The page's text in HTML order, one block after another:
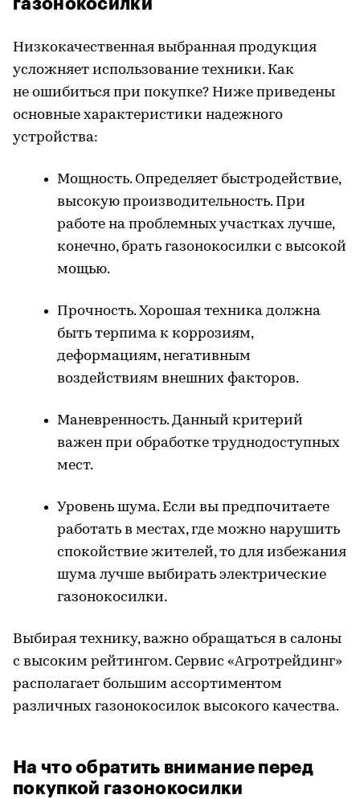
газонокосилки
Низкокачественная выбранная продукция
усложняет использование техники. Как
не ошибиться при покупке? Ниже приведены
основные характеристики надежного
устройства:
Мощность. Определяет быстродействие,
высокую производительность. При
работе на проблемных участках лучше,
конечно, брать газонокосилки с высокой
мощью.
Прочность. Хорошая техника должна
быть терпима к коррозиям,
деформациям, негативным
воздействиям внешних факторов.
Маневренность. Данный критерий
важен при обработке труднодоступных
мест.
Уровень шума. Если вы предпочитаете
работать в местах, где можно нарушить
спокойствие жителей, то для избежания
шума лучше выбирать электрические
газонокосилки.
Выбирая технику, важно обращаться в салоны
с высоким рейтингом. Сервис «Агротрейдинг»
располагает большим ассортиментом
различных газонокосилок высокого качества.
На что обратить внимание перед
покупкой газонокосилки